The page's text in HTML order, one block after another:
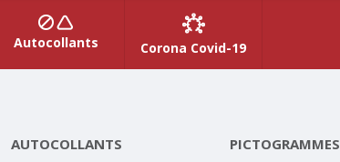
Autocollants Corona Covid-19
AUTOCOLLANTS PICTOGRAMMES